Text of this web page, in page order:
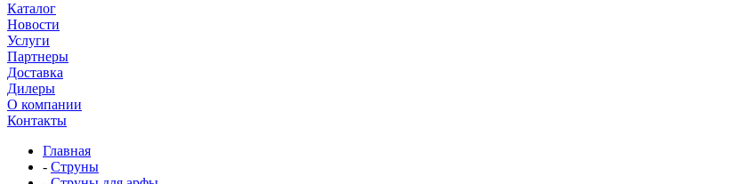
Каталог
Новости
Услуги
Партнеры
Доставка
Дилеры
О компании
Контакты
Главная
- Струны